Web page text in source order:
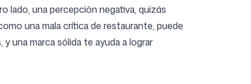
lado, una percepción negativa, quizás
una mala crítica de restaurante, puede
una marca sólida te ayuda a lograr